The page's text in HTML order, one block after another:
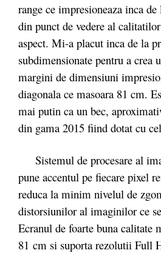
range ce impresioneaza inca
din punct de vedere al
aspect. Mi-a placut inca de la
subdimensionate pentru a crea
margini de dimensiuni
diagonala ce masoara 81 cm.
mai putin ca un bec,
din gama 2015 fiind dotat cu
Sistemul de procesare al
pune accentul pe fiecare pixel
reduca la minim nivelul de
distorsiunilor al imaginilor ce
Ecranul de foarte buna calitate
81 cm si suporta rezolutii Full